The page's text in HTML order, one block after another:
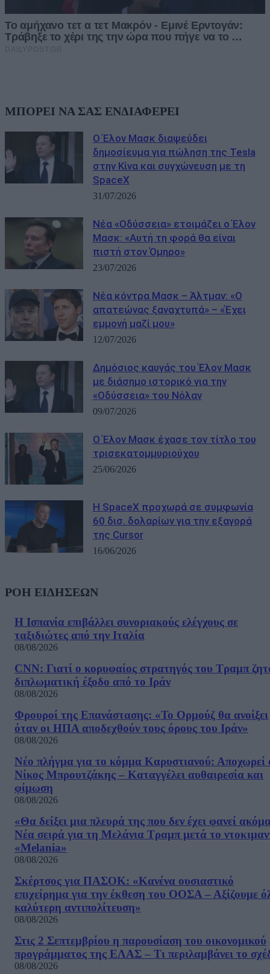
ΜΠΟΡΕΙ ΝΑ ΣΑΣ ΕΝΔΙΑΦΕΡΕΙ
Ο Έλον Μασκ διαψεύδει
δημοσίευμα για πώληση της Tesla
στην Κίνα και συγχώνευση με τη
SpaceX
31/07/2026
Νέα «Οδύσσεια» ετοιμάζει ο Έλον
Μασκ: «Αυτή τη φορά θα είναι
πιστή στον Όμηρο»
23/07/2026
Νέα κόντρα Μασκ – Άλτμαν: «Ο
απατεώνας ξαναχτυπά» – «Έχει
εμμονή μαζί μου»
12/07/2026
Δημόσιος καυγάς του Έλον Μασκ
με διάσημο ιστορικό για την
«Οδύσσεια» του Νόλαν
09/07/2026
O Έλον Μασκ έχασε τον τίτλο του
τρισεκατομμυριούχου
25/06/2026
Η SpaceX προχωρά σε συμφωνία
60 δισ. δολαρίων για την εξαγορά
της Cursor
16/06/2026
ΡΟΗ ΕΙΔΗΣΕΩΝ
Η Ισπανία επιβάλλει συνοριακούς ελέγχους σε
ταξιδιώτες από την Ιταλία
08/08/2026
CNN: Γιατί ο κορυφαίος στρατηγός του Τραμπ
διπλωματική έξοδο από το Ιράν
08/08/2026
Φρουροί της Επανάστασης: «Το Ορμούζ θα ανοίξει
όταν οι ΗΠΑ αποδεχθούν τους όρους του Ιράν»
08/08/2026
Νέο πλήγμα για το κόμμα Καρυστιανού: Αποχωρεί
Νίκος Μπρουτζάκης – Καταγγέλει αυθαιρεσία και
φίμωση
08/08/2026
«Θα δείξει μια πλευρά της που δεν έχει φανεί
Νέα σειρά για τη Μελάνια Τραμπ μετά το
«Melania»
08/08/2026
Σκέρτσος για ΠΑΣΟΚ: «Κανένα ουσιαστικό
επιχείρημα για την έκθεση του ΟΟΣΑ – Αξίζουμε
καλύτερη αντιπολίτευση»
08/08/2026
Στις 2 Σεπτεμβρίου η παρουσίαση του οικονομικού
προγράμματος της ΕΛΑΣ – Τι περιλαμβάνει το
08/08/2026